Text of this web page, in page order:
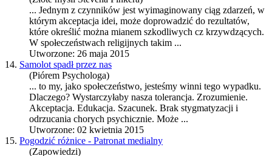
... Jednym z czynników jest wyimaginowany ciąg zdarzeń, w
którym akceptacja idei, może doprowadzić do rezultatów,
które określić można mianem szkodliwych cz krzywdzących.
W społeczeństwach religijnych takim ...
Utworzone: 26 maja 2015
14. Samolot spadł przez nas
(Piórem Psychologa)
... to my, jako społeczeństwo, jesteśmy winni tego wypadku.
Dlaczego? Wystarczyłaby nasza tolerancja. Zrozumienie.
Akceptacja. Edukacja. Szacunek. Brak stygmatyzacji i
odrzucania chorych psychicznie. Może ...
Utworzone: 02 kwietnia 2015
15. Pogodzić różnice - Patronat medialny
(Zapowiedzi)